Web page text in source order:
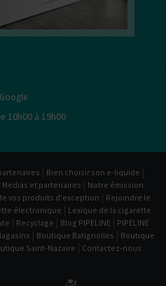
10h00 à 19h00
| Bien choisir son e-liquide |
Medias et partenaires | Notre émission
vos produits d'exception | Rejoindre le
électronique | Lexique de la cigarette
| Recyclage | Blog PIPELINE | PIPELINE
| Boutique Batignolles | Boutique
Saint-Nazaire | Contactez-nous